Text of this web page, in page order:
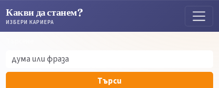
Какви да станем?
ИЗБЕРИ КАРИЕРА
Търси